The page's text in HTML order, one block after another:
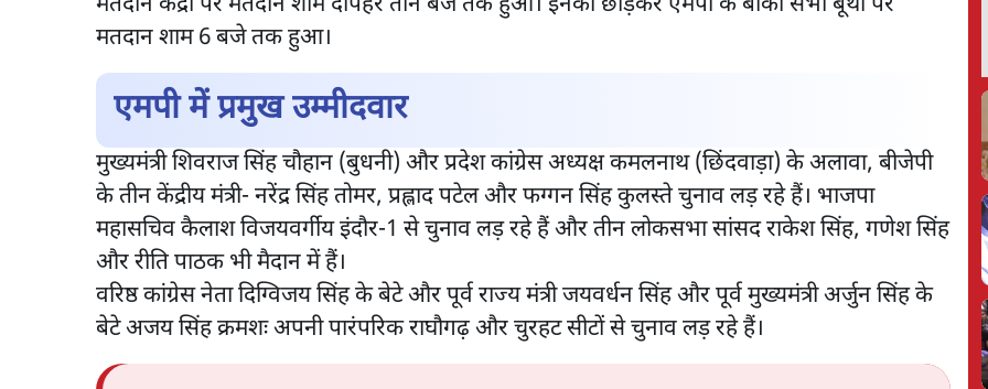
मतदान शाम 6 बजे तक हुआ।
एमपी में प्रमुख उम्मीदवार
मुख्यमंत्री शिवराज सिंह चौहान (बुधनी) और प्रदेश कांग्रेस अध्यक्ष कमलनाथ (छिंदवाड़ा) के अलावा, बीजेपी
के तीन केंद्रीय मंत्री- नरेंद्र सिंह तोमर, प्रह्लाद पटेल और फग्गन सिंह कुलस्ते चुनाव लड़ रहे हैं। भाजपा
महासचिव कैलाश विजयवर्गीय इंदौर-1 से चुनाव लड़ रहे हैं और तीन लोकसभा सांसद राकेश सिंह, गणेश सिंह
और रीति पाठक भी मैदान में हैं।
वरिष्ठ कांग्रेस नेता दिग्विजय सिंह के बेटे और पूर्व राज्य मंत्री जयवर्धन सिंह और पूर्व मुख्यमंत्री अर्जुन सिंह के
बेटे अजय सिंह क्रमशः अपनी पारंपरिक राघौगढ़ और चुरहट सीटों से चुनाव लड़ रहे हैं।